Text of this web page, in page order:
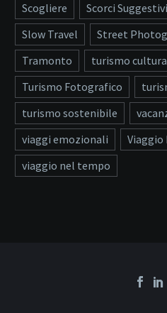
Scogliere
Scorci Suggestivi
Slow Travel
Street
Tramonto
turismo
Turismo Fotografico
turismo sostenibile
viaggi emozionali
viaggio nel tempo